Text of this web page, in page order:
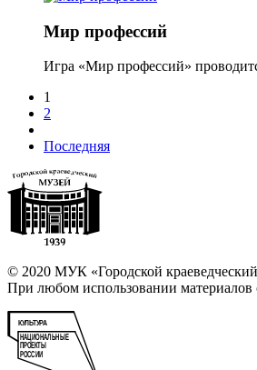
Мир профессий
Игра «Мир профессий»
1
2
Последняя
© 2020 МУК «Городской
При любом использовании материалов